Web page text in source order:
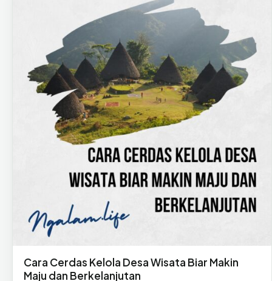
Cara Cerdas Kelola Desa Wisata Biar Makin
Maju dan Berkelanjutan